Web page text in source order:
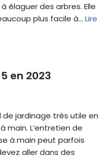
élaguer des arbres. Elle
plus facile à… Lire
en 2023
de jardinage très utile en
main. L’entretien de
à main peut parfois
aller dans des